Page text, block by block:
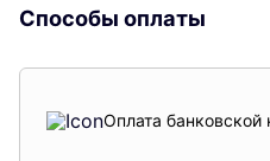
Способы оплаты
Оплата банковской